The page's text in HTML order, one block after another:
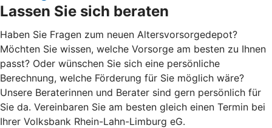
Lassen Sie sich beraten
Haben Sie Fragen zum neuen Altersvorsorgedepot?
Möchten Sie wissen, welche Vorsorge am besten zu Ihnen
passt? Oder wünschen Sie sich eine persönliche
Berechnung, welche Förderung für Sie möglich wäre?
Unsere Beraterinnen und Berater sind gern persönlich für
Sie da. Vereinbaren Sie am besten gleich einen Termin bei
Ihrer Volksbank Rhein-Lahn-Limburg eG.